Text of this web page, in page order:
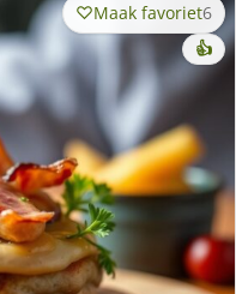
Maak favoriet6
👍